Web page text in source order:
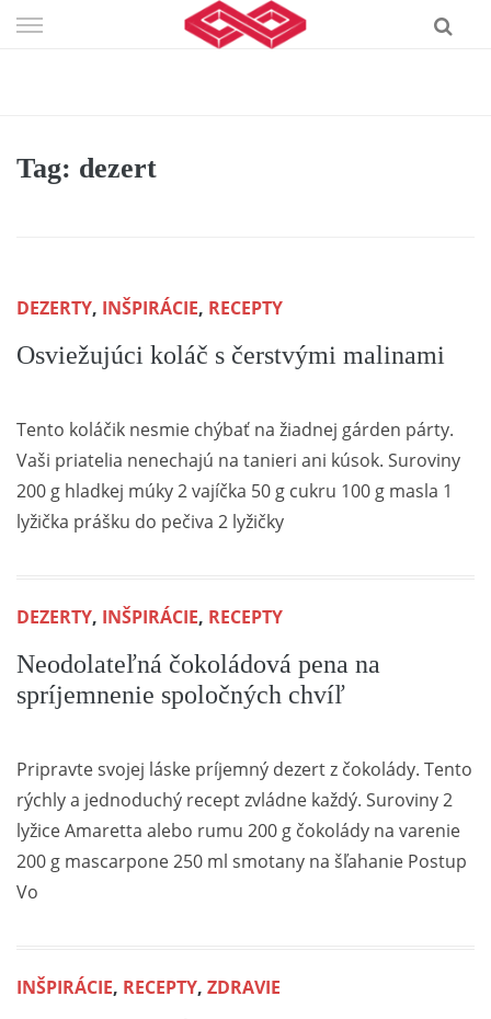
Skip
Tag: dezert
DEZERTY, INŠPIRÁCIE, RECEPTY
Osviežujúci koláč s čerstvými malinami
Tento koláčik nesmie chýbať na žiadnej gárden párty.
Vaši priatelia nenechajú na tanieri ani kúsok. Suroviny
200 g hladkej múky 2 vajíčka 50 g cukru 100 g masla 1
lyžička prášku do pečiva 2 lyžičky
DEZERTY, INŠPIRÁCIE, RECEPTY
Neodolateľná čokoládová pena na
spríjemnenie spoločných chvíľ
Pripravte svojej láske príjemný dezert z čokolády. Tento
rýchly a jednoduchý recept zvládne každý. Suroviny 2
lyžice Amaretta alebo rumu 200 g čokolády na varenie
200 g mascarpone 250 ml smotany na šľahanie Postup
Vo
INŠPIRÁCIE, RECEPTY, ZDRAVIE